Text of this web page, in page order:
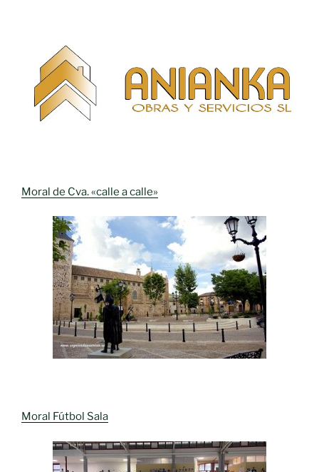
Moral de Cva. «calle a calle»
Moral Fútbol Sala